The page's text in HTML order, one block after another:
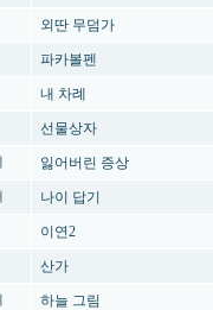
외딴 무덤가
파카볼펜
내 차례
선물상자
잃어버린 증상
나이 답기
이연2
산가
하늘 그림